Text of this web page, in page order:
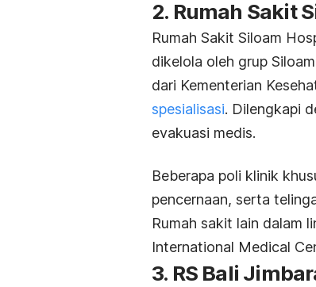
2. Rumah Sakit
Rumah Sakit Siloam
dikelola oleh grup
dari Kementerian
spesialisasi. Dilengkapi
evakuasi medis.
Beberapa poli klinik
pencernaan, serta
Rumah sakit lain dalam
International Medical
3. RS Bali